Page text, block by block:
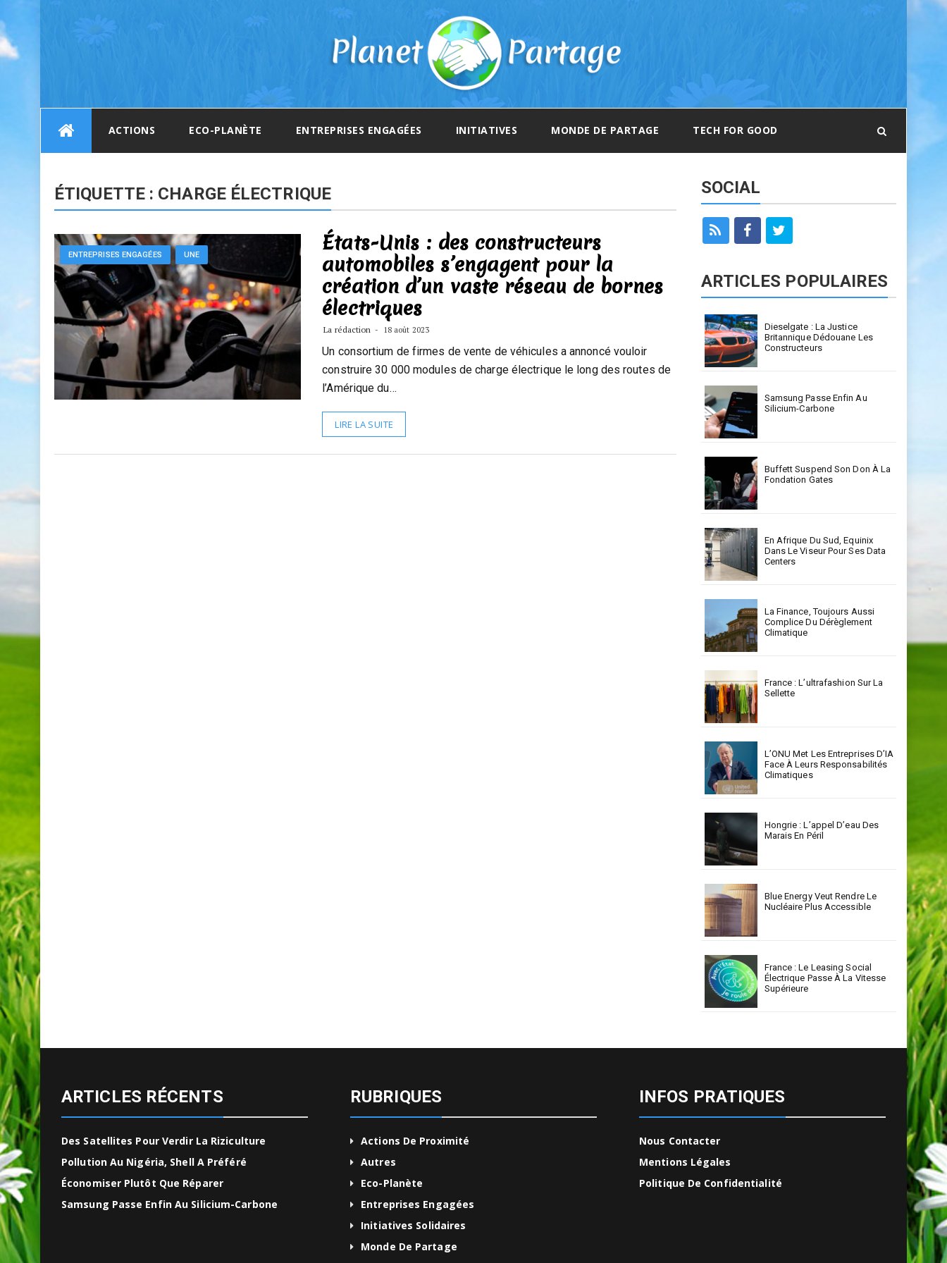
ACTIONS ECO-PLANÈTE ENTREPRISES ENGAGÉES INITIATIVES MONDE DE PARTAGE TECH FOR GOOD
ÉTIQUETTE : CHARGE ÉLECTRIQUE
ENTREPRISES ENGAGÉES UNE
États-Unis : des constructeurs
automobiles s’engagent pour la
création d’un vaste réseau de bornes
électriques
La rédaction 18 août 2023
Un consortium de firmes de vente de véhicules a annoncé vouloir
construire 30 000 modules de charge électrique le long des routes de
l’Amérique du…
LIRE LA SUITE
SOCIAL
ARTICLES POPULAIRES
Dieselgate : La Justice
Britannique Dédouane Les
Constructeurs
Samsung Passe Enfin Au
Silicium-Carbone
Buffett Suspend Son Don À La
Fondation Gates
En Afrique Du Sud, Equinix
Dans Le Viseur Pour Ses Data
Centers
La Finance, Toujours Aussi
Complice Du Dérèglement
Climatique
France : L’ultrafashion Sur La
Sellette
L’ONU Met Les Entreprises D’IA
Face À Leurs Responsabilités
Climatiques
Hongrie : L’appel D’eau Des
Marais En Péril
Blue Energy Veut Rendre Le
Nucléaire Plus Accessible
France : Le Leasing Social
Électrique Passe À La Vitesse
Supérieure
ARTICLES RÉCENTS
Des Satellites Pour Verdir La Riziculture
Pollution Au Nigéria, Shell A Préféré
Économiser Plutôt Que Réparer
Samsung Passe Enfin Au Silicium-Carbone
RUBRIQUES
Actions De Proximité
Autres
Eco-Planète
Entreprises Engagées
Initiatives Solidaires
Monde De Partage
INFOS PRATIQUES
Nous Contacter
Mentions Légales
Politique De Confidentialité